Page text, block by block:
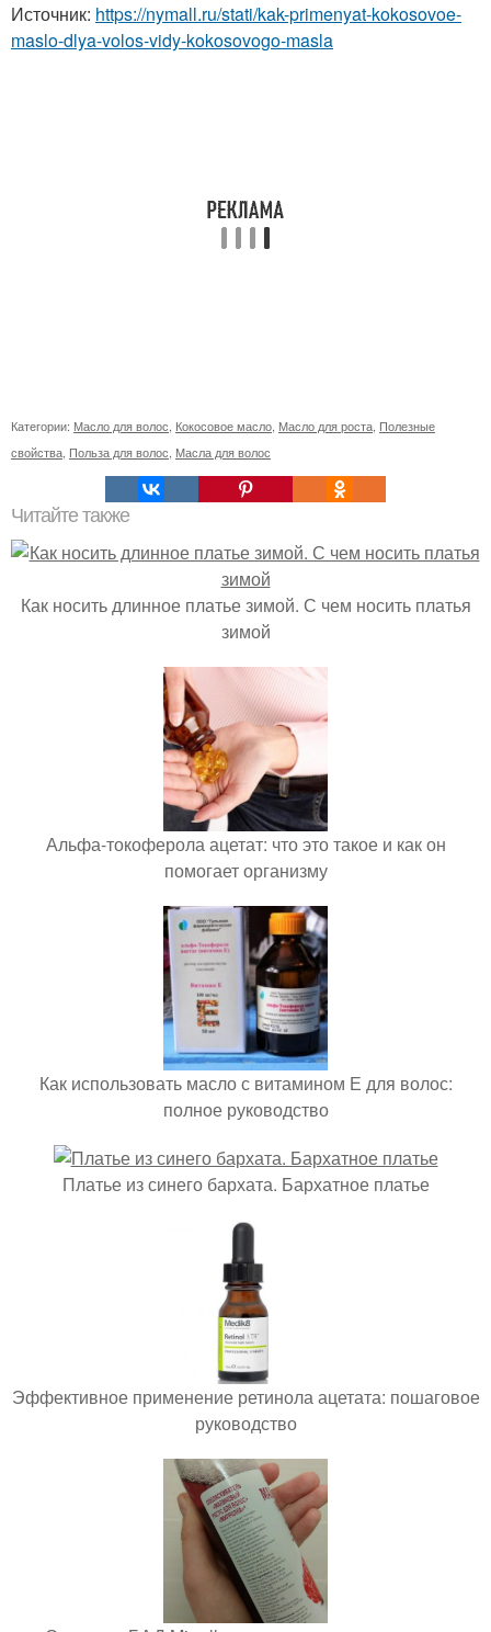
Источник: https://nymall.ru/stati/kak-primenyat-kokosovoe-
maslo-dlya-volos-vidy-kokosovogo-masla
Категории: Масло для волос Кокосовое масло Масло для роста Полезные
свойства Польза для волос Масла для волос
Читайте также
Как носить длинное платье зимой. С чем носить платья
зимой
Альфа-токоферола ацетат: что это такое и как он
помогает организму
Как использовать масло с витамином Е для волос:
полное руководство
Платье из синего бархата. Бархатное платье
Эффективное применение ретинола ацетата: пошаговое
руководство